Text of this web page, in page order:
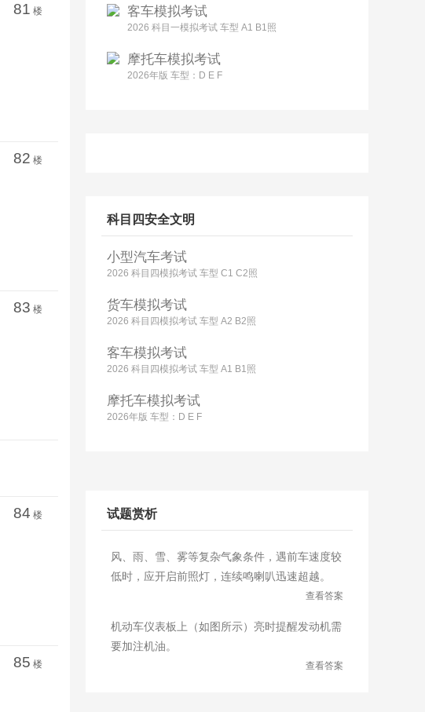
81 楼
82 楼
83 楼
84 楼
85 楼
客车模拟考试
2026 科目一模拟考试 车型 A1 B1照
摩托车模拟考试
2026年版 车型：D E F
科目四安全文明
小型汽车考试
2026 科目四模拟考试 车型 C1 C2照
货车模拟考试
2026 科目四模拟考试 车型 A2 B2照
客车模拟考试
2026 科目四模拟考试 车型 A1 B1照
摩托车模拟考试
2026年版 车型：D E F
试题赏析
风、雨、雪、雾等复杂气象条件，遇前车速度较
低时，应开启前照灯，连续鸣喇叭迅速超越。
查看答案
机动车仪表板上（如图所示）亮时提醒发动机需
要加注机油。
查看答案